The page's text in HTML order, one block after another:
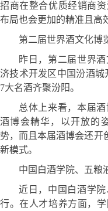
招商在整合优质经销商
布局也会更加的精准且高
第二届世界酒文化博
昨日，第二届世界
济技术开发区中国汾酒城
7大名酒齐聚汾阳。
总体上来看，本届
酒博会精华，以开放的
势，而且本届酒博会还开
新模式。
中国白酒学院、五粮
近日，中国白酒学
行。在人才培养方面，